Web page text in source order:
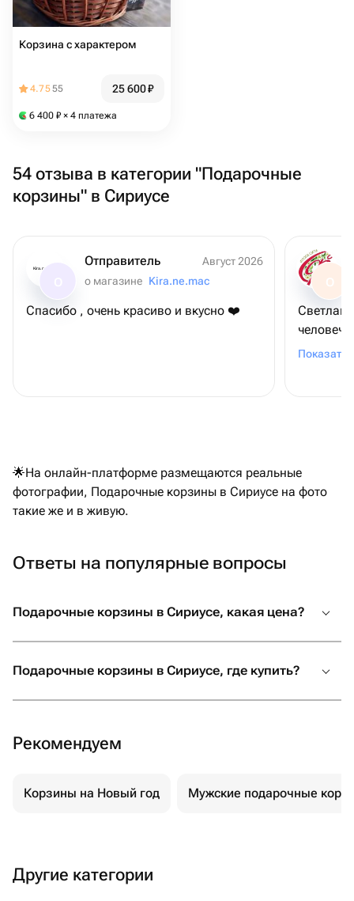
Корзина с характером
4.7555 25 600₽
6 400 ₽ × 4 платежа
54 отзыва в категории "Подарочные
корзины" в Сириусе
Kira.ne.mac Отправитель
Август 2026
о магазине Kira.ne.mac
Спасибо , очень красиво и вкусно ❤️
О
всяких
Показать
🌟На онлайн-платформе размещаются реальные
фотографии, Подарочные корзины в Сириусе на фото
такие же и в живую.
Ответы на популярные вопросы
Подарочные корзины в Сириусе, какая цена?
Подарочные корзины в Сириусе, где купить?
Рекомендуем
Корзины на Новый год Мужские подарочные
Другие категории